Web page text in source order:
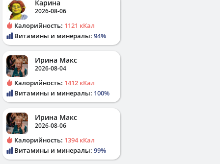
Карина
2026-08-06
Калорийность: 1121 кКал
Витамины и минералы: 94%
Ирина Макс
2026-08-04
Калорийность: 1412 кКал
Витамины и минералы: 100%
Ирина Макс
2026-08-06
Калорийность: 1394 кКал
Витамины и минералы: 99%